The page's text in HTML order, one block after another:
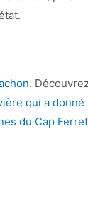
.
qui a donné
du Cap Ferret